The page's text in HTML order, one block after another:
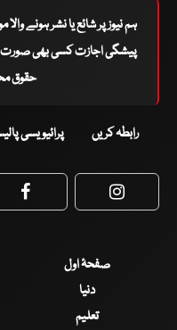
ہم نیوز پر شائع یا نشر ہونے
پیشگی اجازت کسی بھی صورت
حقوق
رابطہ کریں پرائیویسی
Facebook
صفحۂ اول
دنیا
تعلیم